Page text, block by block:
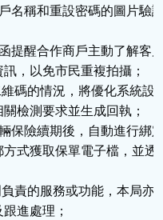
名稱和重設密碼的圖片驗
醒合作商戶主動了解客
，以免市民重複拍攝；
碼的情況，將優化系統設
檢測要求並生成回執；
險續期後，自動進行綁
式獲取保單電子檔，並透
責的服務或功能，本局亦
進處理；